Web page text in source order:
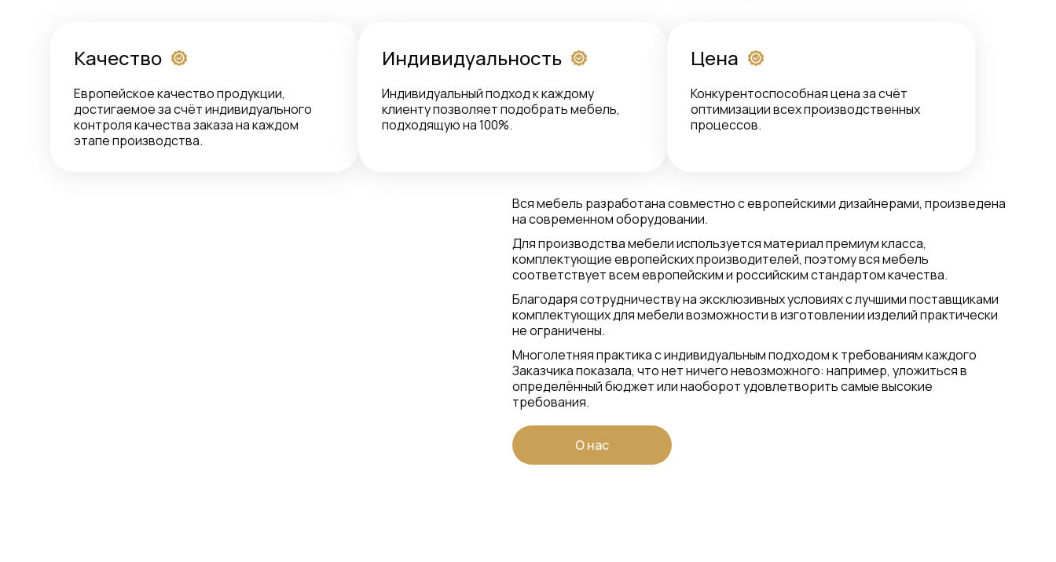
Качество
Европейское качество продукции,
достигаемое за счёт индивидуального
контроля качества заказа на каждом
этапе производства.
Индивидуальность
Индивидуальный подход к каждому
клиенту позволяет подобрать мебель,
подходящую на 100%.
Цена
Конкурентоспособная цена за счёт
оптимизации всех производственных
процессов.
Вся мебель разработана совместно с европейскими дизайнерами, произведена
на современном оборудовании.
Для производства мебели используется материал премиум класса,
комплектующие европейских производителей, поэтому вся мебель
соответствует всем европейским и российским стандартом качества.
Благодаря сотрудничеству на эксклюзивных условиях с лучшими поставщиками
комплектующих для мебели возможности в изготовлении изделий практически
не ограничены.
Многолетняя практика с индивидуальным подходом к требованиям каждого
Заказчика показала, что нет ничего невозможного: например, уложиться в
определённый бюджет или наоборот удовлетворить самые высокие
требования.
О нас